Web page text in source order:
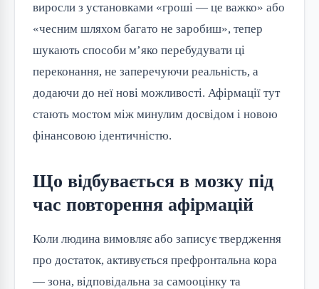
виросли з установками «гроші — це важко» або
«чесним шляхом багато не заробиш», тепер
шукають способи м’яко перебудувати ці
переконання, не заперечуючи реальність, а
додаючи до неї нові можливості. Афірмації тут
стають мостом між минулим досвідом і новою
фінансовою ідентичністю.
Що відбувається в мозку під
час повторення афірмацій
Коли людина вимовляє або записує твердження
про достаток, активується префронтальна кора
— зона, відповідальна за самооцінку та